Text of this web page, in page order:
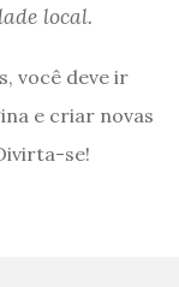
local.
você deve ir
e criar novas
se!